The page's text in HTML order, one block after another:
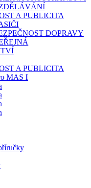
A PUBLICITA
DOPRAVY
A PUBLICITA
MAS I